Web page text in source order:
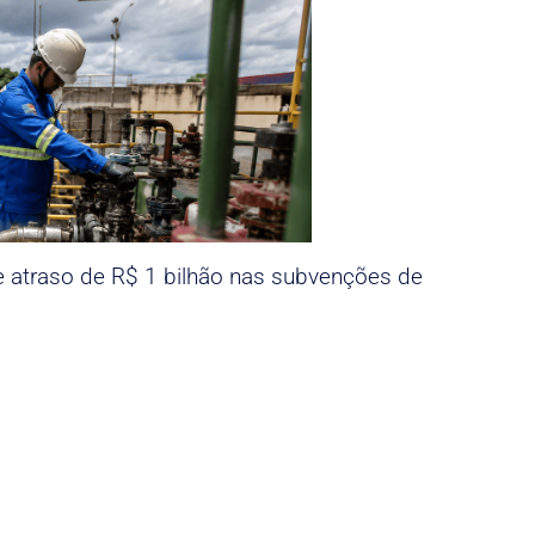
de R$ 1 bilhão nas subvenções de